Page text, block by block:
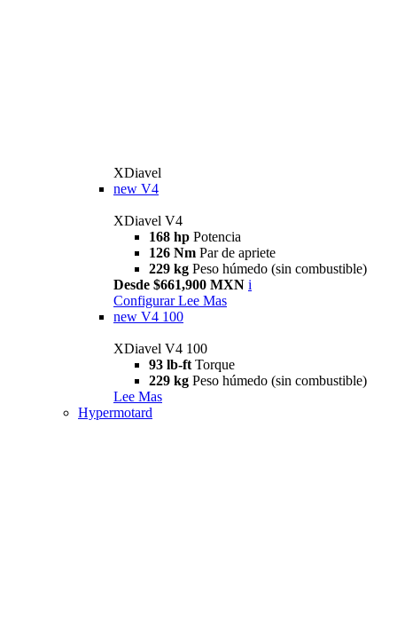
XDiavel
new V4
XDiavel V4
168 hp Potencia
126 Nm Par de apriete
229 kg Peso húmedo (sin combustible)
Desde $661,900 MXN i
Configurar Lee Mas
new V4 100
XDiavel V4 100
93 lb-ft Torque
229 kg Peso húmedo (sin combustible)
Lee Mas
Hypermotard